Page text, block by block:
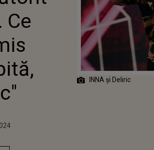
FRUMOASA
IUBITĂ, INNA: "TE
Ce
INNA și Deliric